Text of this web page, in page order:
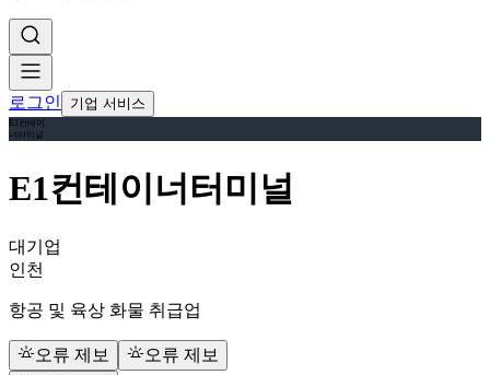
로그인 기업 서비스
E1컨테이
너터미널
E1컨테이너터미널
대기업
인천
항공 및 육상 화물 취급업
오류 제보
오류 제보